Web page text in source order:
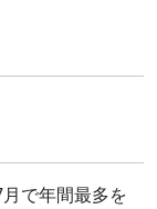
で年間最多を